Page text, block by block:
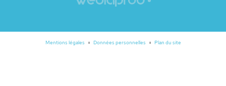
Mentions légales Données personnelles Plan du site